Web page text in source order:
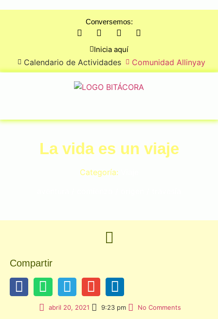
Conversemos:
Inicia aquí
Calendario de Actividades Comunidad Allinyay
La vida es un viaje
Categoría:
Compartir
abril 20, 2021 9:23 pm No Comments